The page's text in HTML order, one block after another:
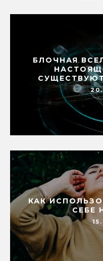
БЛОЧНАЯ
КАК
СЕБЕ